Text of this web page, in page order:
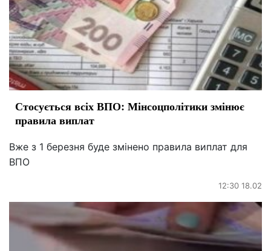
Стосується всіх ВПО: Мінсоцполітики змінює
правила виплат
Вже з 1 березня буде змінено правила виплат для
ВПО
12:30 18.02